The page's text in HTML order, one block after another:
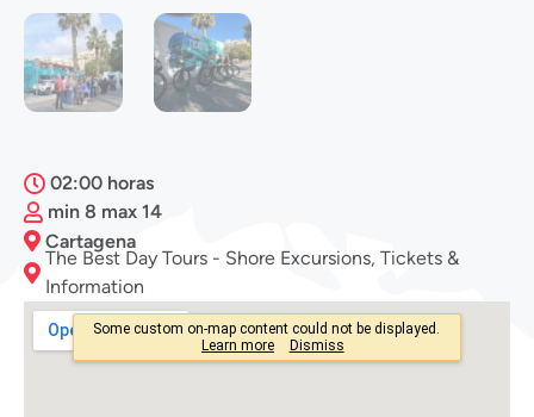
02:00 horas
min 8 max 14
Cartagena
The Best Day Tours - Shore Excursions, Tickets &
Information